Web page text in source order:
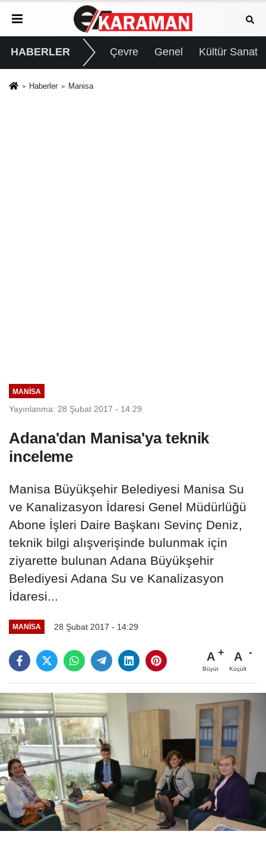
HABERLER Çevre Genel Kültür Sanat
Haberler Manisa
MANISA
Yayınlanma: 28 Şubat 2017 - 14:29
Adana'dan Manisa'ya teknik
inceleme
Manisa Büyükşehir Belediyesi Manisa Su
ve Kanalizasyon İdaresi Genel Müdürlüğü
Abone İşleri Daire Başkanı Sevinç Deniz,
teknik bilgi alışverişinde bulunmak için
ziyarette bulunan Adana Büyükşehir
Belediyesi Adana Su ve Kanalizasyon
İdaresi...
MANISA 28 Şubat 2017 - 14:29
A
Büyüt
A
Küçült